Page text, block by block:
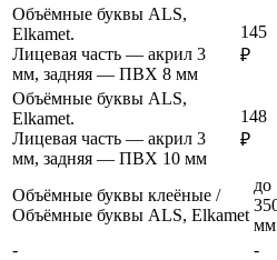
Объёмные буквы ALS,
Elkamet.
Лицевая часть — акрил 3
мм, задняя — ПВХ 8 мм
145
₽
Объёмные буквы ALS,
Elkamet.
Лицевая часть — акрил 3
мм, задняя — ПВХ 10 мм
148
₽
Объёмные буквы клеёные /
Объёмные буквы ALS, Elkamet
до
мм
-
-